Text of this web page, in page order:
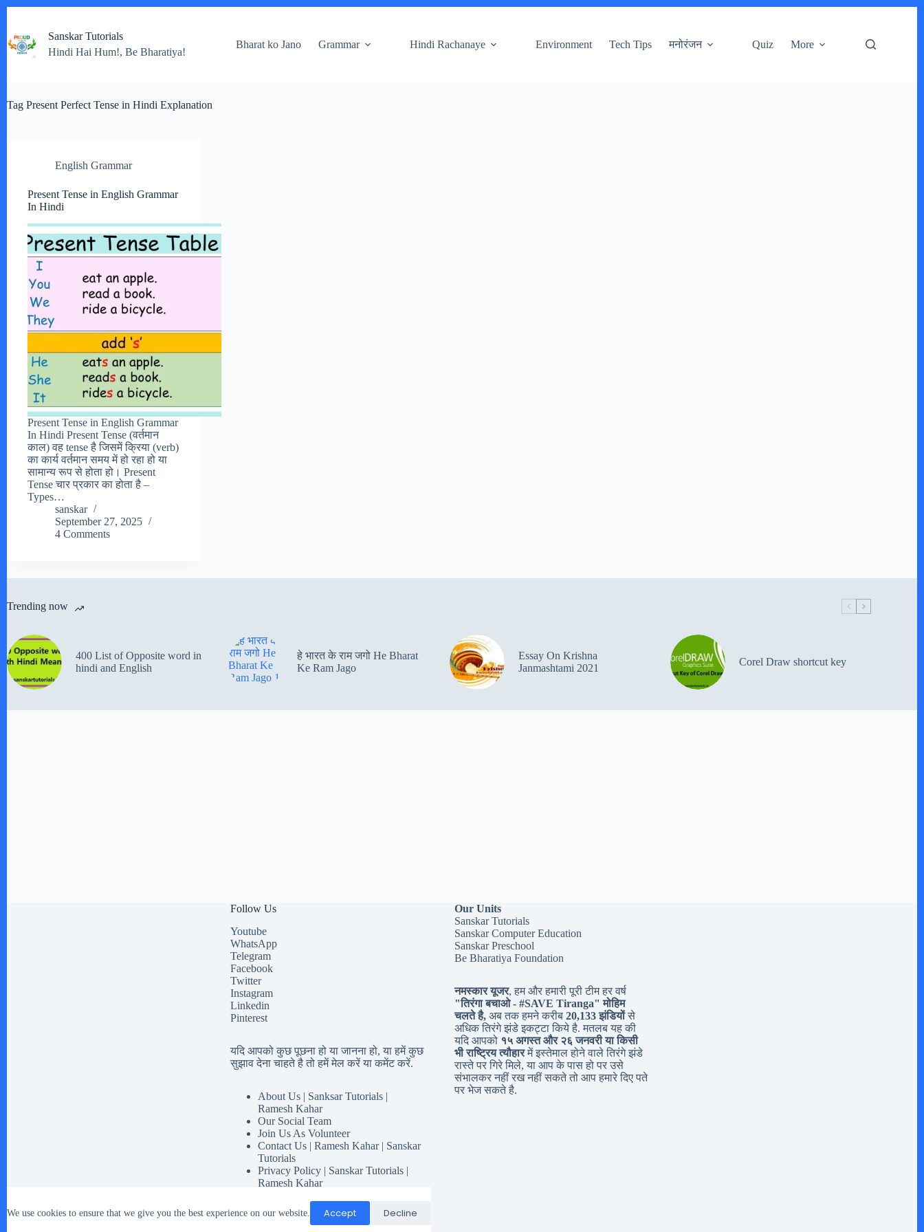
content
We use cookies to ensure that we give you the best experience on our website. Accept Decline
Sanskar Tutorials
Hindi Hai Hum!, Be Bharatiya!
Bharat ko Jano Grammar Hindi Rachanaye Environment Tech Tips मनोरंजन Quiz More
Tag Present Perfect Tense in Hindi Explanation
English Grammar
Present Tense in English Grammar
In Hindi
Present Tense in English Grammar
In Hindi Present Tense (वर्तमान
काल) वह tense है जिसमें क्रिया (verb)
का कार्य वर्तमान समय में हो रहा हो या
सामान्य रूप से होता हो। Present
Tense चार प्रकार का होता है –
Types…
sanskar
September 27, 2025
4 Comments
Trending now
400 List of Opposite word in
hindi and English
हे भारत के राम जगो He Bharat
Ke Ram Jago
Essay On Krishna
Janmashtami 2021
Corel Draw shortcut key
Follow Us
Youtube
WhatsApp
Telegram
Facebook
Twitter
Instagram
Linkedin
Pinterest
यदि आपको कुछ पूछना हो या जानना हो, या हमें कुछ
सुझाव देना चाहते है तो हमें मेल करें या कमेंट करें.
About Us | Sanksar Tutorials |
Ramesh Kahar
Our Social Team
Join Us As Volunteer
Contact Us | Ramesh Kahar | Sanskar
Tutorials
Privacy Policy | Sanskar Tutorials |
Ramesh Kahar
Our Social Responsibility
Terms And Conditions
Our Units
Sanskar Tutorials
Sanskar Computer Education
Sanskar Preschool
Be Bharatiya Foundation
नमस्कार यूजर, हम और हमारी पूरी टीम हर वर्ष
"तिरंगा बचाओ - #SAVE Tiranga" मोहिम
चलते है,अब तक हमने करीब 20,133 झंडियोंसे
अधिक तिरंगे झंडे इकट्टा किये है. मतलब यह की
यदि आपको १५ अगस्त और २६ जनवरी या किसी
भी राष्ट्रिय त्यौहारमें इस्तेमाल होने वाले तिरंगे झंडे
रास्ते पर गिरे मिले, या आप के पास हो पर उसे
संभालकर नहीं रख नहीं सकते तो आप हमारे दिए पते
पर भेज सकते है.